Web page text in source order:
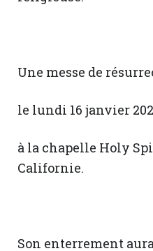
Une messe de
le lundi 16 janvier
à la chapelle Holy
Californie.
Son enterrement